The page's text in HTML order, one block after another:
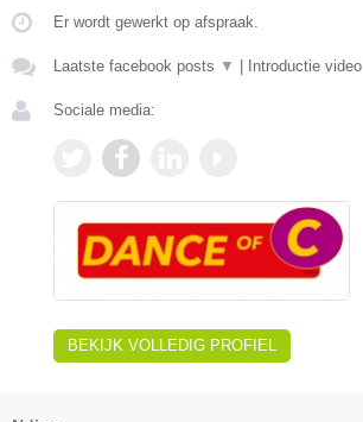
Er wordt gewerkt op afspraak.
Laatste facebook posts ▼ | Introductie video
Sociale media:
BEKIJK VOLLEDIG PROFIEL